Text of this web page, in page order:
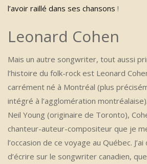
l’avoir raillé dans ses chansons !
Leonard Cohen
Mais un autre songwriter, tout aussi
l’histoire du folk-rock est Leonard
carrément né à Montréal (plus
intégré à l’agglomération
Neil Young (originaire de Toronto),
chanteur-auteur-compositeur que je
l’occasion de ce voyage au Québec. J’ai
d’écrire sur le songwriter canadien,